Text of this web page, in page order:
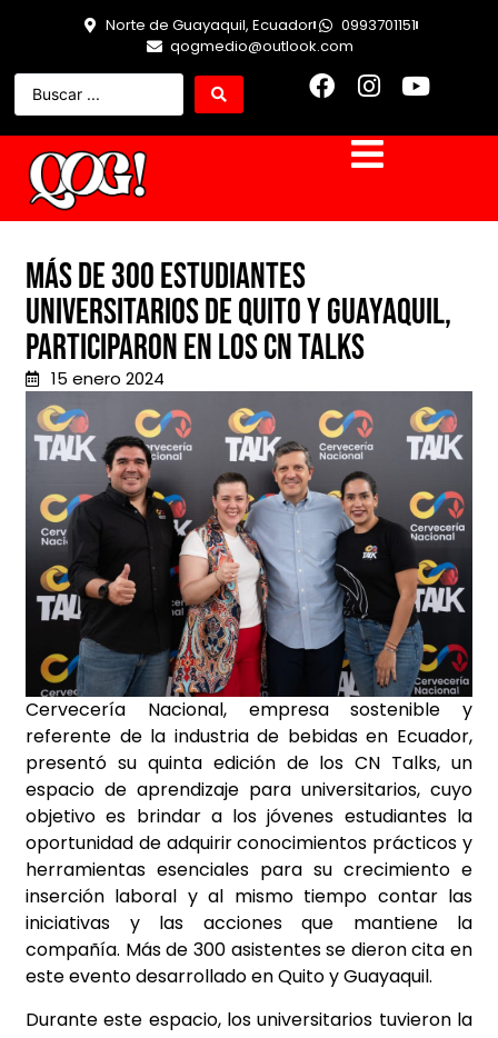
Norte de Guayaquil, Ecuador
0993701151
qogmedio@outlook.com
Más de 300 estudiantes
universitarios de Quito y Guayaquil,
participaron en los CN Talks
15 enero 2024
Cervecería Nacional, empresa sostenible y
referente de la industria de bebidas en Ecuador,
presentó su quinta edición de los CN Talks, un
espacio de aprendizaje para universitarios, cuyo
objetivo es brindar a los jóvenes estudiantes la
oportunidad de adquirir conocimientos prácticos y
herramientas esenciales para su crecimiento e
inserción laboral y al mismo tiempo contar las
iniciativas y las acciones que mantiene la
compañía. Más de 300 asistentes se dieron cita en
este evento desarrollado en Quito y Guayaquil.
Durante este espacio, los universitarios tuvieron la